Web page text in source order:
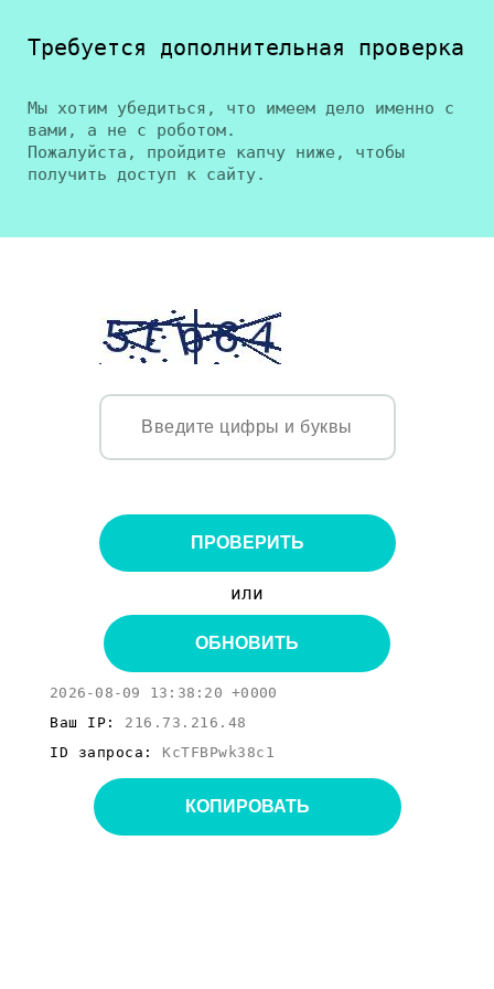
Требуется дополнительная проверка
Мы хотим убедиться, что имеем дело именно с
вами, а не с роботом.
Пожалуйста, пройдите капчу ниже, чтобы
получить доступ к сайту.
ПРОВЕРИТЬ
или
ОБНОВИТЬ
2026-08-09 13:38:20 +0000
Ваш IP: 216.73.216.48
ID запроса: KcTFBPwk38c1
КОПИРОВАТЬ